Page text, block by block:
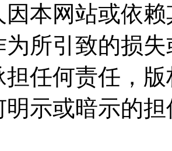
因本网站或依
为所引致的损
担任何责任，
明示或暗示的